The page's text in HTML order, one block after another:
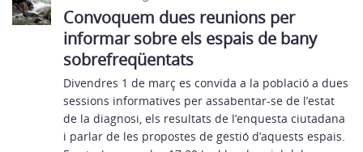
Convoquem dues reunions per
informar sobre els espais de bany
sobrefreqüentats
Divendres 1 de març es convida a la població a dues
sessions informatives per assabentar-se de l’estat
de la diagnosi, els resultats de l’enquesta ciutadana
i parlar de les propostes de gestió d’aquests espais.